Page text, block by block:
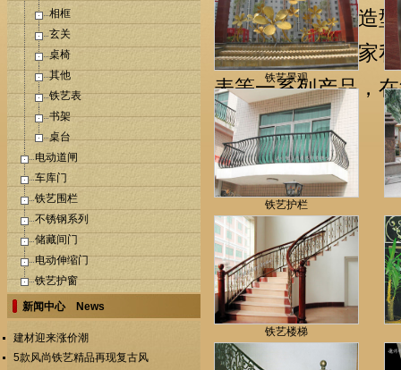
花样繁多的铁艺造
做工精美的铁艺家
表等一系列产品，
铁艺景观
铁艺护栏
铁艺楼梯
相框
玄关
桌椅
其他
铁艺表
书架
桌台
电动道闸
车库门
铁艺围栏
不锈钢系列
储藏间门
电动伸缩门
铁艺护窗
新闻中心 News
建材迎来涨价潮
5款风尚铁艺精品再现复古风